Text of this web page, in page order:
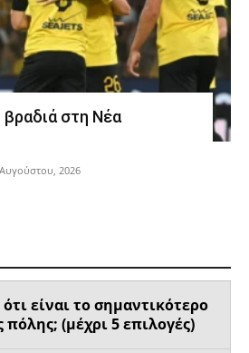
βραδιά στη Νέα
2026
είναι το σημαντικότερο
(μέχρι 5 επιλογές)